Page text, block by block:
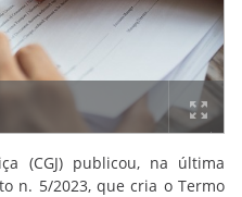
(CGJ) publicou, na última
n. 5/2023, que cria o Termo